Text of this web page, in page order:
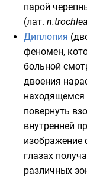
парой
(лат.
Диплопия
феномен,
больной
двоения
находящемся
повернуть
внутренней
изображение
глазах
различных